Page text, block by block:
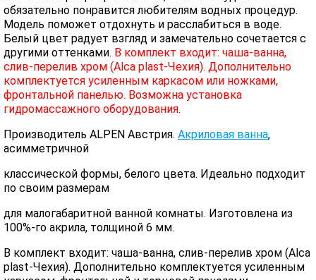
обязательно понравится любителям водных процедур.
Модель поможет отдохнуть и расслабиться в воде.
Белый цвет радует взгляд и замечательно сочетается с
другими оттенками. В комплект входит: чаша-ванна,
слив-перелив хром (Alca plast-Чехия). Дополнительно
комплектуется усиленным каркасом или ножками,
фронтальной панелью. Возможна установка
гидромассажного оборудования.
Производитель ALPEN Австрия. Акриловая ванна,
асимметричной
классической формы, белого цвета. Идеально подходит
по своим размерам
для малогабаритной ванной комнаты. Изготовлена из
100%-го акрила, толщиной 6 мм.
В комплект входит: чаша-ванна, слив-перелив хром (Alca
plast-Чехия). Дополнительно комплектуется усиленным